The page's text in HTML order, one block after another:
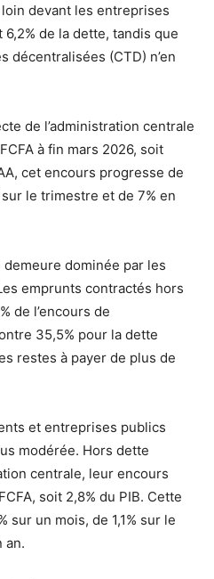
loin devant les entreprises
de la dette, tandis que
(CTD) n’en
de l’administration centrale
à fin mars 2026, soit
cet encours progresse de
le trimestre et de 7% en
dominée par les
emprunts contractés hors
de l’encours de
35,5% pour la dette
restes à payer de plus de
et entreprises publics
modérée. Hors dette
centrale, leur encours
soit 2,8% du PIB. Cette
sur un mois, de 1,1% sur le
an.